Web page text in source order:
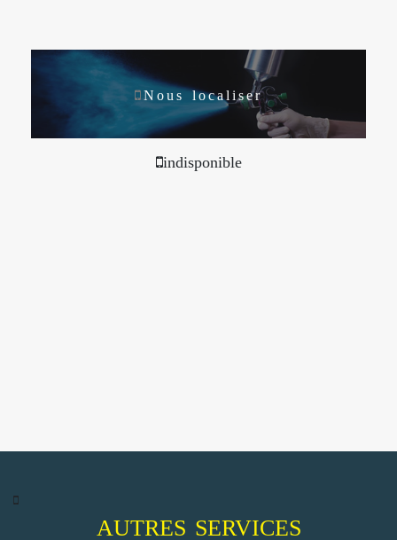
Nous localiser
indisponible
AUTRES SERVICES